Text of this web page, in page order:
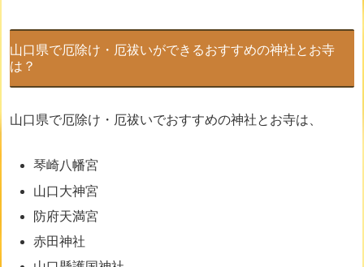
山口県で厄除け・厄祓いができるおすすめの神社とお寺
は？
山口県で厄除け・厄祓いでおすすめの神社とお寺は、
琴崎八幡宮
山口大神宮
防府天満宮
赤田神社